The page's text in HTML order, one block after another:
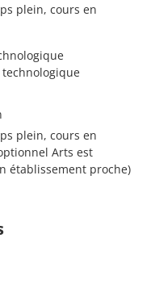
plein, cours en
technologique
plein, cours en
Arts est
établissement proche)